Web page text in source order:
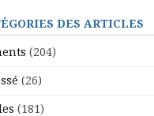
DES ARTICLES
(204)
(26)
(181)